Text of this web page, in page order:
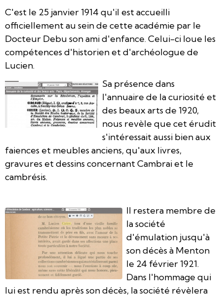
C'est le 25 janvier 1914 qu'il est accueilli
officiellement au sein de cette académie par le
Docteur Debu son ami d'enfance. Celui-ci loue les
compétences d'historien et d'archéologue de
Lucien.
Sa présence dans
l'annuaire de la curiosité et
des beaux arts de 1920,
nous revèle que cet érudit
s'intéressait aussi bien aux
faiences et meubles anciens, qu'aux livres,
gravures et dessins concernant Cambrai et le
cambrésis.
Il restera membre de
la société
d'émulation jusqu'à
son décès à Menton
le 24 février 1921.
Dans l'hommage qui
lui est rendu après son décès, la société révèlera